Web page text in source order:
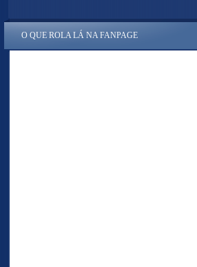
O QUE ROLA LÁ NA FANPAGE